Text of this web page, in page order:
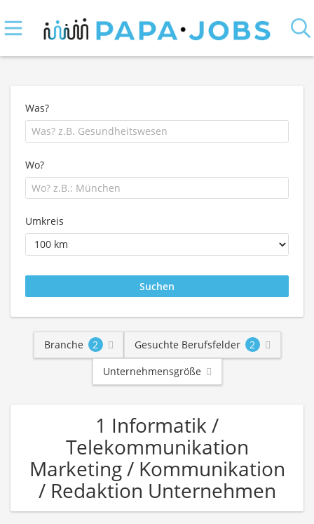
Was?
Wo?
Umkreis
Branche 2 Gesuchte Berufsfelder
2
Unternehmensgröße
1 Informatik /
Telekommunikation
Marketing / Kommunikation
/ Redaktion Unternehmen